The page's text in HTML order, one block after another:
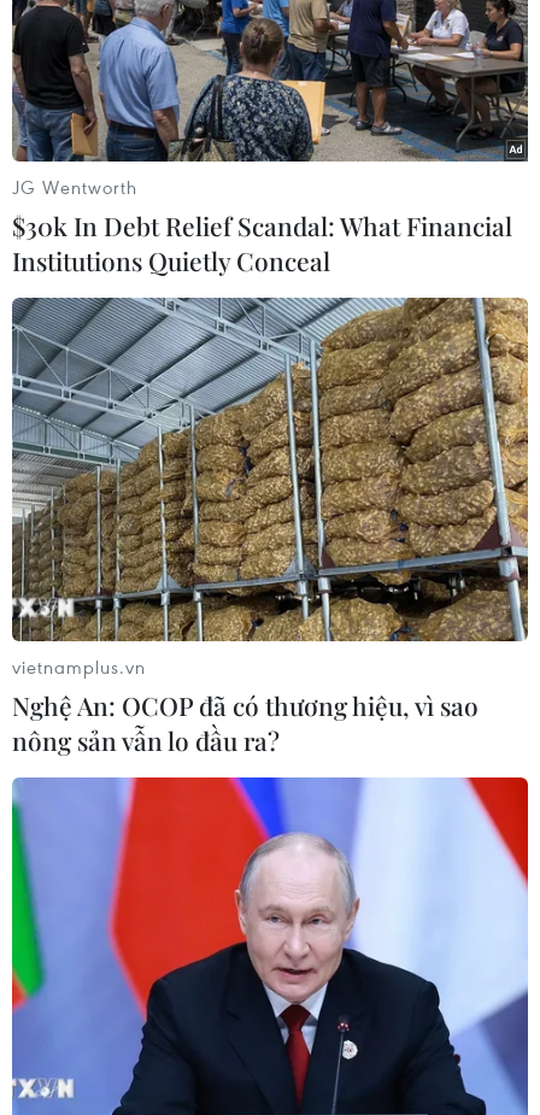
Sterling đắt nhất lịch sử: Bão giá hay cơn
thèm sự thừa nhận?
15/07/2015 23:05
Để có được Raheem Sterling, Manchester City đã phải
trả cho Liverpool 49 triệu bảng - mức giá biến tiền vệ
này trở thành cầu thủ Anh đắt giá nhất lịch sử.
Top 10 vụ chuyển nhượng
đắt giá nhất Premier League
16/07/2015 04:22
Raheem Sterling đã trở thành cầu thủ người Anh đắt giá
JG Wentworth
$30k In Debt Relief Scandal: What Financial
Institutions Quietly Conceal
vietnamplus.vn
Nghệ An: OCOP đã có thương hiệu, vì sao
nông sản vẫn lo đầu ra?